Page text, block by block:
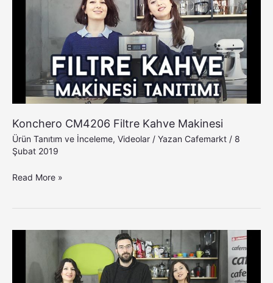
Konchero CM4206 Filtre Kahve Makinesi
Ürün Tanıtım ve İnceleme, Videolar / Yazan Cafemarkt / 8
Şubat 2019
Read More »
Çikolata